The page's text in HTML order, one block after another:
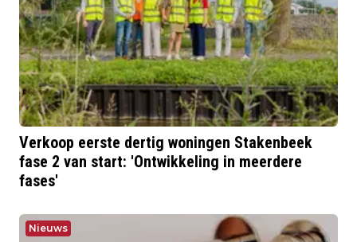
Verkoop eerste dertig woningen Stakenbeek
fase 2 van start: 'Ontwikkeling in meerdere
fases'
Nieuws